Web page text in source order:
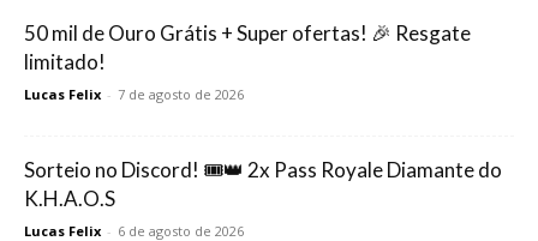
50 mil de Ouro Grátis + Super ofertas! 🎉 Resgate
limitado!
Lucas Felix - 7 de agosto de 2026
Sorteio no Discord! 🎟️👑 2x Pass Royale Diamante do
K.H.A.O.S
Lucas Felix - 6 de agosto de 2026